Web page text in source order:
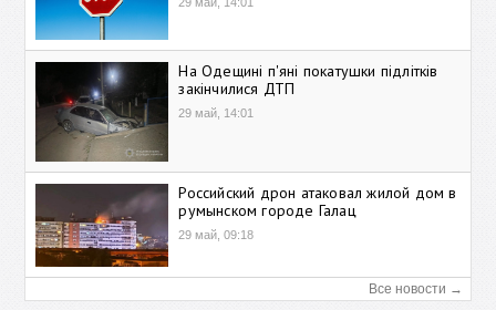
На Одещині п'яні покатушки підлітків
закінчилися ДТП
29 май, 14:01
Российский дрон атаковал жилой дом в
румынском городе Галац
29 май, 09:18
Все новости →